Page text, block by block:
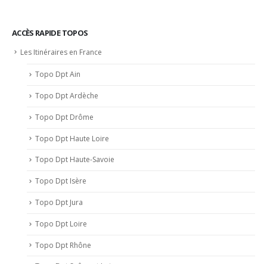
ACCÈS RAPIDE TOPOS
Les Itinéraires en France
Topo Dpt Ain
Topo Dpt Ardèche
Topo Dpt Drôme
Topo Dpt Haute Loire
Topo Dpt Haute-Savoie
Topo Dpt Isère
Topo Dpt Jura
Topo Dpt Loire
Topo Dpt Rhône